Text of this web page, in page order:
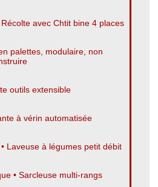
avec Chtit bine 4 places
palettes, modulaire, non
outils extensible
à vérin automatisée
Laveuse à légumes petit débit
• Sarcleuse multi-rangs